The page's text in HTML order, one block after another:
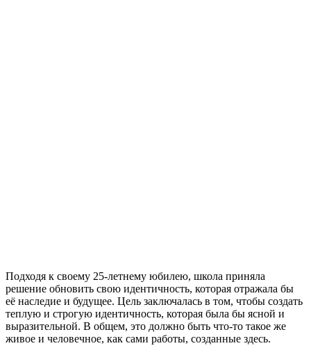
Подходя к своему 25-летнему юбилею, школа приняла
решение обновить свою идентичность, которая отражала бы
её наследие и будущее. Цель заключалась в том, чтобы создать
теплую и строгую идентичность, которая была бы ясной и
выразительной. В общем, это должно быть что-то такое же
живое и человечное, как сами работы, созданные здесь.